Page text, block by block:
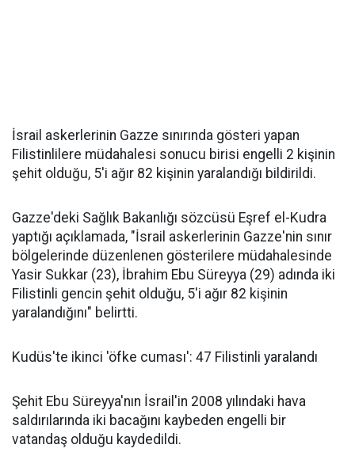
İsrail askerlerinin Gazze sınırında gösteri yapan
Filistinlilere müdahalesi sonucu birisi engelli 2 kişinin
şehit olduğu, 5'i ağır 82 kişinin yaralandığı bildirildi.
Gazze'deki Sağlık Bakanlığı sözcüsü Eşref el-Kudra
yaptığı açıklamada, "İsrail askerlerinin Gazze'nin sınır
bölgelerinde düzenlenen gösterilere müdahalesinde
Yasir Sukkar (23), İbrahim Ebu Süreyya (29) adında iki
Filistinli gencin şehit olduğu, 5'i ağır 82 kişinin
yaralandığını" belirtti.
Kudüs'te ikinci 'öfke cuması': 47 Filistinli yaralandı
Şehit Ebu Süreyya'nın İsrail'in 2008 yılındaki hava
saldırılarında iki bacağını kaybeden engelli bir
vatandaş olduğu kaydedildi.